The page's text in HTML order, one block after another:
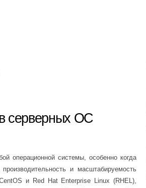
серверных ОС
операционной системы, особенно когда
и масштабируемость
и Red Hat Enterprise Linux (RHEL),